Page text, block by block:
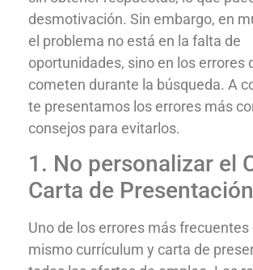
desmotivación. Sin embargo, en
el problema no está en la falta de
oportunidades, sino en los errores
cometen durante la búsqueda. A
te presentamos los errores más
consejos para evitarlos.
1. No personalizar el
Carta de Presentación
Uno de los errores más frecuentes
mismo currículum y carta de